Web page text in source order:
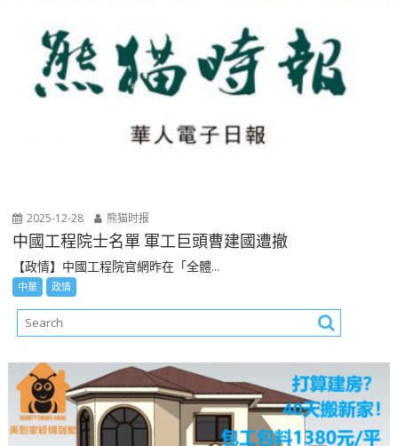
2025-12-28 熊猫时报
中國工程院士名單 軍工巨頭曹建國遭撤
【政情】中國工程院官網昨在「全體...
中華 政情